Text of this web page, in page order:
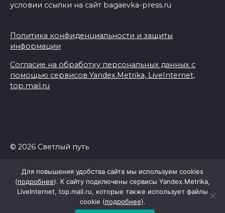
условии ссылки на сайт bagaevka-press.ru
Политика конфиденциальности и защиты
информации
Согласие на обработку персональных данных с
помощью сервисов Yandex.Metrika, LiveInternet,
top.mail.ru
© 2026 Светлый путь
Для повышения удобства сайта мы используем cookies
(подробнее). К сайту подключены сервисы Yandex.Metrika,
LiveInternet, top.mail.ru, которые также использует файлы
cookie (подробнее).